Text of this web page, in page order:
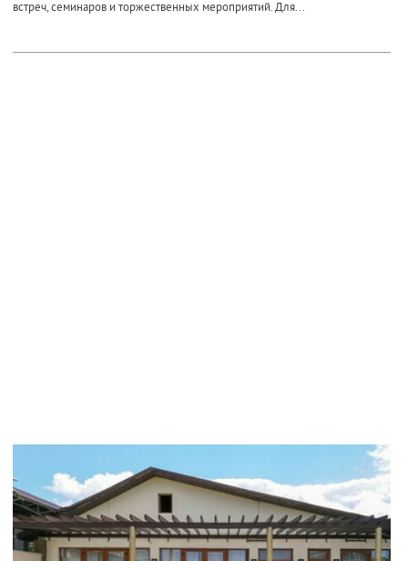
встреч, семинаров и торжественных мероприятий. Для...